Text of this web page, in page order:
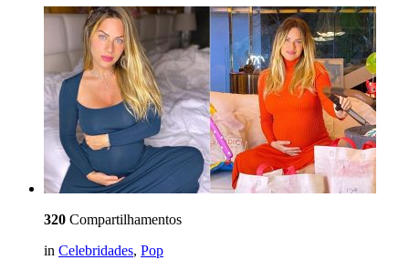
320 Compartilhamentos
in Celebridades, Pop